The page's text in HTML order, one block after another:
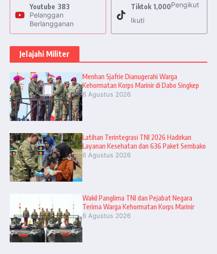
Youtube 383
Pelanggan
Berlangganan
Tiktok 1,000Pengikut
Ikuti
Jelajahi Militer
Menhan Sjafrie Dianugerahi Warga
Kehormatan Korps Marinir di Dabo Singkep
6 Agustus 2026
Latihan Terintegrasi TNI 2026 Hadirkan
Layanan Kesehatan dan 636 Paket Sembako
6 Agustus 2026
Wakil Panglima TNI dan Pejabat Negara
Terima Warga Kehormatan Korps Marinir
6 Agustus 2026